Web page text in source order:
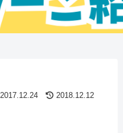
2017.12.24 2018.12.12